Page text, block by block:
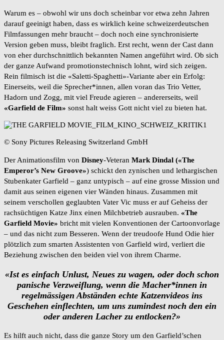
Warum es – obwohl wir uns doch scheinbar vor etwa zehn Jahren
darauf geeinigt haben, dass es wirklich keine schweizerdeutschen
Filmfassungen mehr braucht – doch noch eine synchronisierte
Version geben muss, bleibt fraglich. Erst recht, wenn der Cast dann
von eher durchschnittlich bekannten Namen angeführt wird. Ob sich
der ganze Aufwand promotionstechnisch lohnt, wird sich zeigen.
Rein filmisch ist die «Saletti-Spaghetti»-Variante aber ein Erfolg:
Einerseits, weil die Sprecher*innen, allen voran das Trio Vetter,
Hadorn und Zogg, mit viel Freude agieren – andererseits, weil
«Garfield de Film» sonst halt weiss Gott nicht viel zu bieten hat.
© Sony Pictures Releasing Switzerland GmbH
Der Animationsfilm von Disney-Veteran Mark Dindal («The
Emperor’s New Groove») schickt den zynischen und lethargischen
Stubenkater Garfield – ganz untypisch – auf eine grosse Mission und
damit aus seinen eigenen vier Wänden hinaus. Zusammen mit
seinem verschollen geglaubten Vater Vic muss er auf Geheiss der
rachsüchtigen Katze Jinx einen Milchbetrieb ausrauben. «The
Garfield Movie» bricht mit vielen Konventionen der Cartoonvorlage
– und das nicht zum Besseren. Wenn der treudoofe Hund Odie hier
plötzlich zum smarten Assistenten von Garfield wird, verliert die
Beziehung zwischen den beiden viel von ihrem Charme.
«Ist es einfach Unlust, Neues zu wagen, oder doch schon
panische Verzweiflung, wenn die Macher*innen in
regelmässigen Abständen echte Katzenvideos ins
Geschehen einflechten, um uns zumindest noch den ein
oder anderen Lacher zu entlocken?»
Es hilft auch nicht, dass die ganze Story um den Garfield’schen